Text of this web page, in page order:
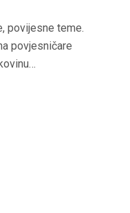
povijesne teme.
povjesničare